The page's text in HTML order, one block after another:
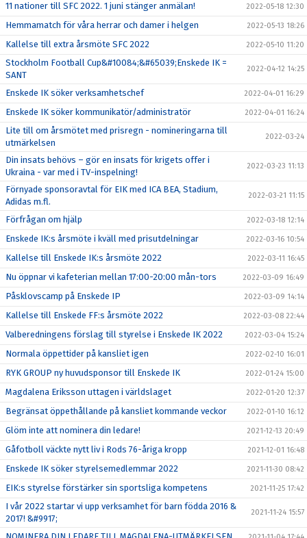
11 nationer till SFC 2022. 1 juni stänger anmälan! 2022-05-18 12:30
Hemmamatch för våra herrar och damer i helgen 2022-05-13 18:26
Kallelse till extra årsmöte SFC 2022 2022-05-10 11:20
Stockholm Football Cup&#10084;&#65039;Enskede IK =
SANT
2022-04-12 14:25
Enskede IK söker verksamhetschef 2022-04-01 16:29
Enskede IK söker kommunikatör/administratör 2022-04-01 16:24
Lite till om årsmötet med prisregn - nomineringarna till
utmärkelsen
2022-03-24
Din insats behövs – gör en insats för krigets offer i
Ukraina - var med i TV-inspelning!
2022-03-23 11:13
Förnyade sponsoravtal för EIK med ICA BEA, Stadium,
Adidas m.fl.
2022-03-21 11:15
Förfrågan om hjälp 2022-03-18 12:14
Enskede IK:s årsmöte i kväll med prisutdelningar 2022-03-16 10:54
Kallelse till Enskede IK:s årsmöte 2022 2022-03-11 16:45
Nu öppnar vi kafeterian mellan 17:00-20:00 mån-tors 2022-03-09 16:49
Påsklovscamp på Enskede IP 2022-03-09 14:14
Kallelse till Enskede FF:s årsmöte 2022 2022-03-08 22:44
Valberedningens förslag till styrelse i Enskede IK 2022 2022-03-04 15:24
Normala öppettider på kansliet igen 2022-02-10 16:01
RYK GROUP ny huvudsponsor till Enskede IK 2022-01-24 15:00
Magdalena Eriksson uttagen i världslaget 2022-01-20 12:37
Begränsat öppethållande på kansliet kommande veckor 2022-01-10 16:12
Glöm inte att nominera din ledare! 2021-12-13 20:49
Gåfotboll väckte nytt liv i Rods 76-åriga kropp 2021-12-01 16:48
Enskede IK söker styrelsemedlemmar 2022 2021-11-30 08:42
EIK:s styrelse förstärker sin sportsliga kompetens 2021-11-25 17:42
I vår 2022 startar vi upp verksamhet för barn födda 2016 &
2017! &#9917;
2021-11-24 15:57